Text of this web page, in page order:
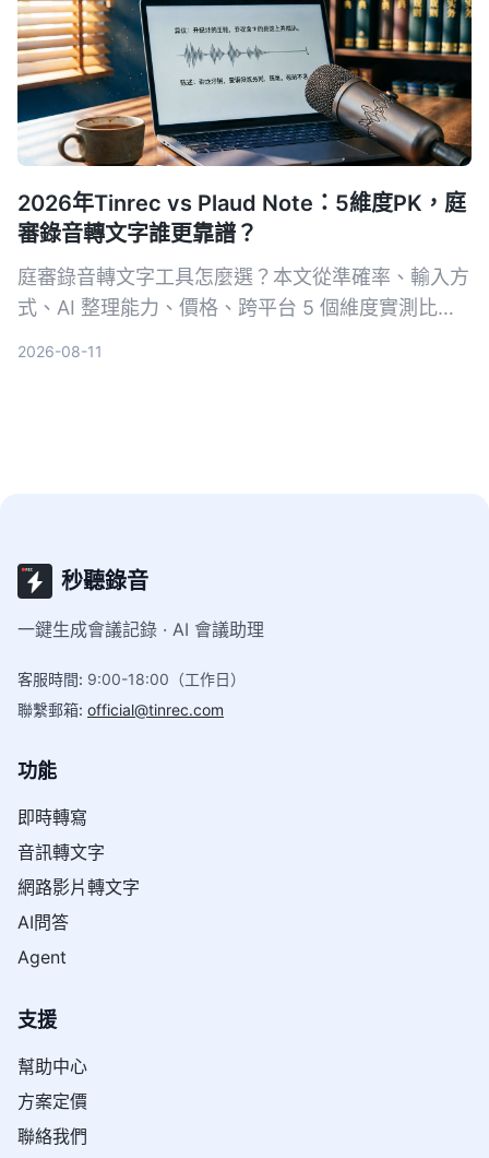
2026年Tinrec vs Plaud Note：5維度PK，庭
審錄音轉文字誰更靠譜？
庭審錄音轉文字工具怎麼選？本文從準確率、輸入方
式、AI 整理能力、價格、跨平台 5 個維度實測比較
2026-08-11
秒聽錄音
一鍵生成會議記錄 · AI 會議助理
客服時間: 9:00-18:00（工作日）
聯繫郵箱: official@tinrec.com
功能
即時轉寫
音訊轉文字
網路影片轉文字
AI問答
Agent
支援
幫助中心
方案定價
聯絡我們